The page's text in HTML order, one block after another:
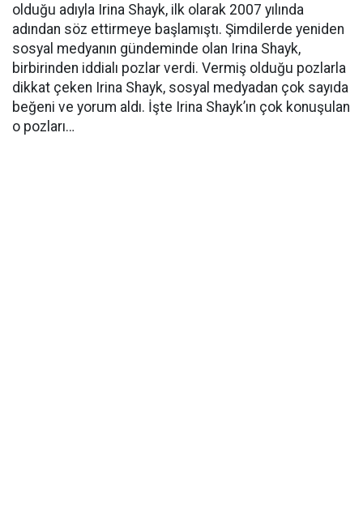
olduğu adıyla Irina Shayk, ilk olarak 2007 yılında
adından söz ettirmeye başlamıştı. Şimdilerde yeniden
sosyal medyanın gündeminde olan Irina Shayk,
birbirinden iddialı pozlar verdi. Vermiş olduğu pozlarla
dikkat çeken Irina Shayk, sosyal medyadan çok sayıda
beğeni ve yorum aldı. İşte Irina Shayk’ın çok konuşulan
o pozları…